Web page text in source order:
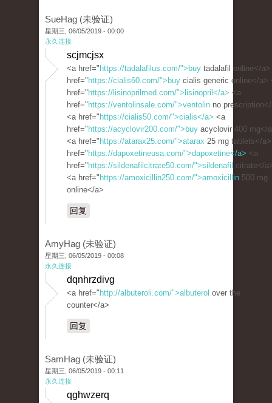
SueHag (未验证)
星期三, 06/05/2019 - 00:00
永久连接
scjmcjsx
<a href=" https://tadalafilus.com/">buy tadalafil online</a>
href=" https://cialis60.com/">buy cialis generic online</a>
href=" https://lisinoprilmed.com/">lisinopril</a> <a
href=" https://ventolinsale.com/">ventolin no
<a href=" https://cialis50.com/">cialis</a> <a
href=" https://acyclovir200.com/">buy acyclovir 400 mg</
<a href=" https://atarax25.com/">atarax 25 mg tablets</
href=" https://dapoxetineusa.com/">dapoxetine</a> <a
href=" https://sildenafilcitrate50.com/">sildenafil citrate</
<a href=" https://amoxicillin250.com/">amoxicillin 500 mg
online</a>
回复
AmyHag (未验证)
星期三, 06/05/2019 - 00:08
永久连接
dqnhrzdivg
<a href=" http://albuteroli.com/">albuterol over the
counter</a>
回复
SamHag (未验证)
星期三, 06/05/2019 - 00:11
永久连接
qghwzerq